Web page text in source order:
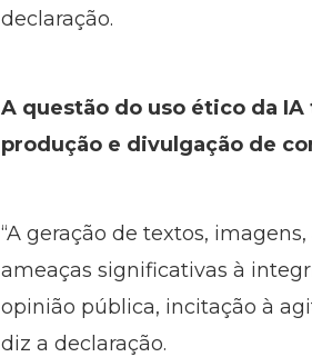
declaração.
A questão do uso ético da
produção e divulgação de
“A geração de textos,
ameaças significativas à
opinião pública, incitação à
diz a declaração.